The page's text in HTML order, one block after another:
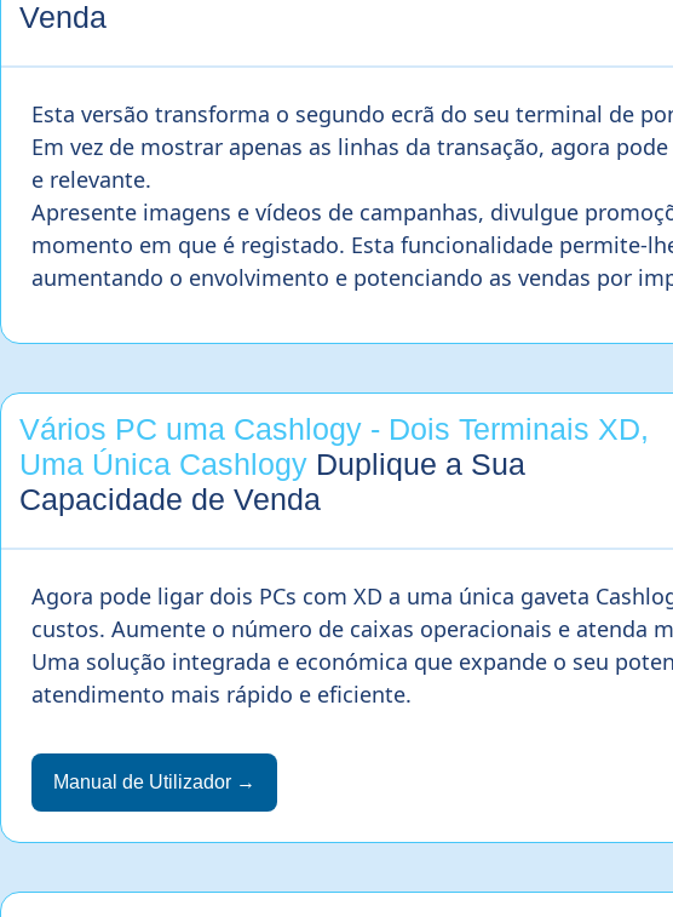
Venda
Esta versão transforma o segundo ecrã do seu terminal de
Em vez de mostrar apenas as linhas da transação, agora
e relevante.
Apresente imagens e vídeos de campanhas, divulgue
momento em que é registado. Esta funcionalidade permite-
aumentando o envolvimento e potenciando as vendas por
Vários PC uma Cashlogy - Dois Terminais XD,
Uma Única Cashlogy Duplique a Sua
Capacidade de Venda
Agora pode ligar dois PCs com XD a uma única gaveta
custos. Aumente o número de caixas operacionais e atenda
Uma solução integrada e económica que expande o seu
atendimento mais rápido e eficiente.
Manual de Utilizador →